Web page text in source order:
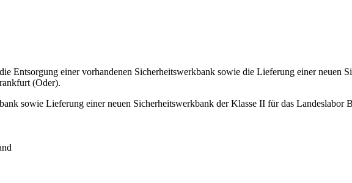
Entsorgung einer vorhandenen Sicherheitswerkbank sowie die Lieferung einer neuen
(Oder).
sowie Lieferung einer neuen Sicherheitswerkbank der Klasse II für das Landeslabor